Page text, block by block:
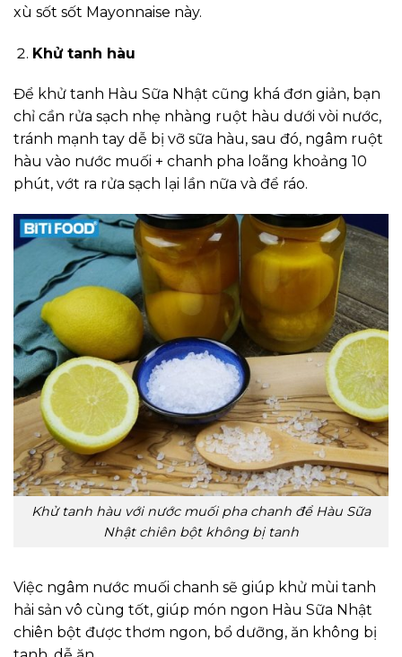
xù sốt sốt Mayonnaise này.
Khử tanh hàu
Để khử tanh Hàu Sữa Nhật cũng khá đơn giản, bạn
chỉ cần rửa sạch nhẹ nhàng ruột hàu dưới vòi nước,
tránh mạnh tay dễ bị vỡ sữa hàu, sau đó, ngâm ruột
hàu vào nước muối + chanh pha loãng khoảng 10
phút, vớt ra rửa sạch lại lần nữa và để ráo.
Khử tanh hàu với nước muối pha chanh để Hàu Sữa
Nhật chiên bột không bị tanh
Việc ngâm nước muối chanh sẽ giúp khử mùi tanh
hải sản vô cùng tốt, giúp món ngon Hàu Sữa Nhật
chiên bột được thơm ngon, bổ dưỡng, ăn không bị